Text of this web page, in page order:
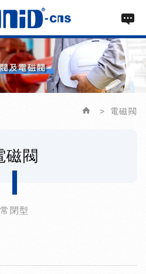
電磁閥
磁閥
常閉型